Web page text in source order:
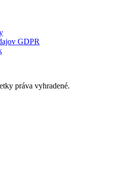
GDPR
práva vyhradené.